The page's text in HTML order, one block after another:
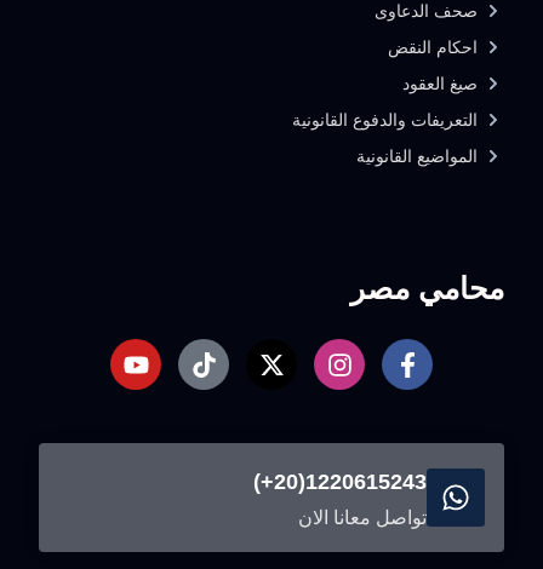
محامي مصر
1220615243(20+)
تواصل معانا الان
صحف الدعاوى
احكام النقض
صيغ العقود
التعريفات والدفوع القانونية
المواضيع القانونية